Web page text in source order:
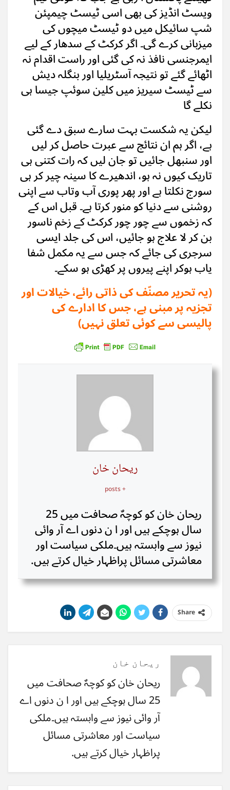
ویسٹ انڈیز کی بھی اسی ٹیسٹ چیمپئن
شپ سائیکل میں دو ٹیسٹ میچوں کی
میزبانی کرے گی۔ اگر کرکٹ کے سدھار کے لیے
ایمرجنسی نافذ نہ کی گئی اور راست اقدام نہ
اٹھائے گئے تو نتیجہ آسٹریلیا اور بنگلہ دیش
سے ٹیسٹ سیریز میں کلین سوئپ جیسا ہی
نکلے گا
لیکن یہ شکست بہت سارے سبق دے گئی
ہے، اگر ہم ان نتائج سے عبرت حاصل کر لیں
اور سنبھل جائیں تو جان لیں کہ رات کتنی ہی
تاریک کیوں نہ ہو، اندھیرے کا سینہ چیر کر ہی
سورج نکلتا ہے اور پھر پوری آب وتاب سے اپنی
روشنی سے دنیا کو منور کرتا ہے۔ قبل اس کے
کہ زخموں سے چور چور کرکٹ کے زخم ناسور
بن کر لا علاج ہو جائیں، اس کی جلد ایسی
سرجری کی جائے کہ جس سے یہ مکمل شفا
یاب ہوکر اپنے پیروں پر کھڑی ہو سکے۔
(یہ تحریر مصنّف کی ذاتی رائے، خیالات اور
تجزیہ پر مبنی ہے، جس کا ادارے کی
پالیسی سے کوئی تعلق نہیں)
ریحان خان
+ posts
ریحان خان کو کوچہٌ صحافت میں 25
سال ہوچکے ہیں اور ا ن دنوں اے آر وائی
نیوز سے وابستہ ہیں۔ملکی سیاست اور
معاشرتی مسائل پراظہار خیال کرتے ہیں.
Share
ریحان خان
ریحان خان کو کوچہٌ صحافت میں
25 سال ہوچکے ہیں اور ا ن دنوں اے
آر وائی نیوز سے وابستہ ہیں۔ملکی
سیاست اور معاشرتی مسائل
پراظہار خیال کرتے ہیں.